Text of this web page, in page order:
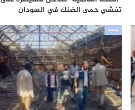
تفشي حمى الضنك في السودان
صحة